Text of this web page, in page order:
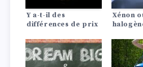
Y a-t-il des
différences de prix
entre les Lada?
Xénon
coup